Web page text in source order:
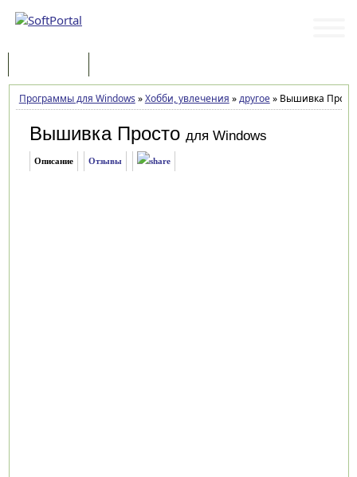
Программы для Windows »Хобби, увлечения »другое»Вышивка
Вышивка Просто для Windows
Описание Отзывы